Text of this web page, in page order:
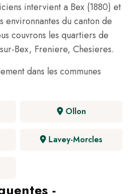
intervient a Bex (1880) et
environnantes du canton de
couvrons les quartiers de
Bex, Freniere, Chesieres.
dans les communes
Ollon
Lavey-Morcles
-